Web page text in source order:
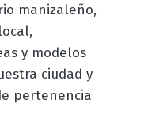
manizaleño,
y modelos
ciudad y
pertenencia